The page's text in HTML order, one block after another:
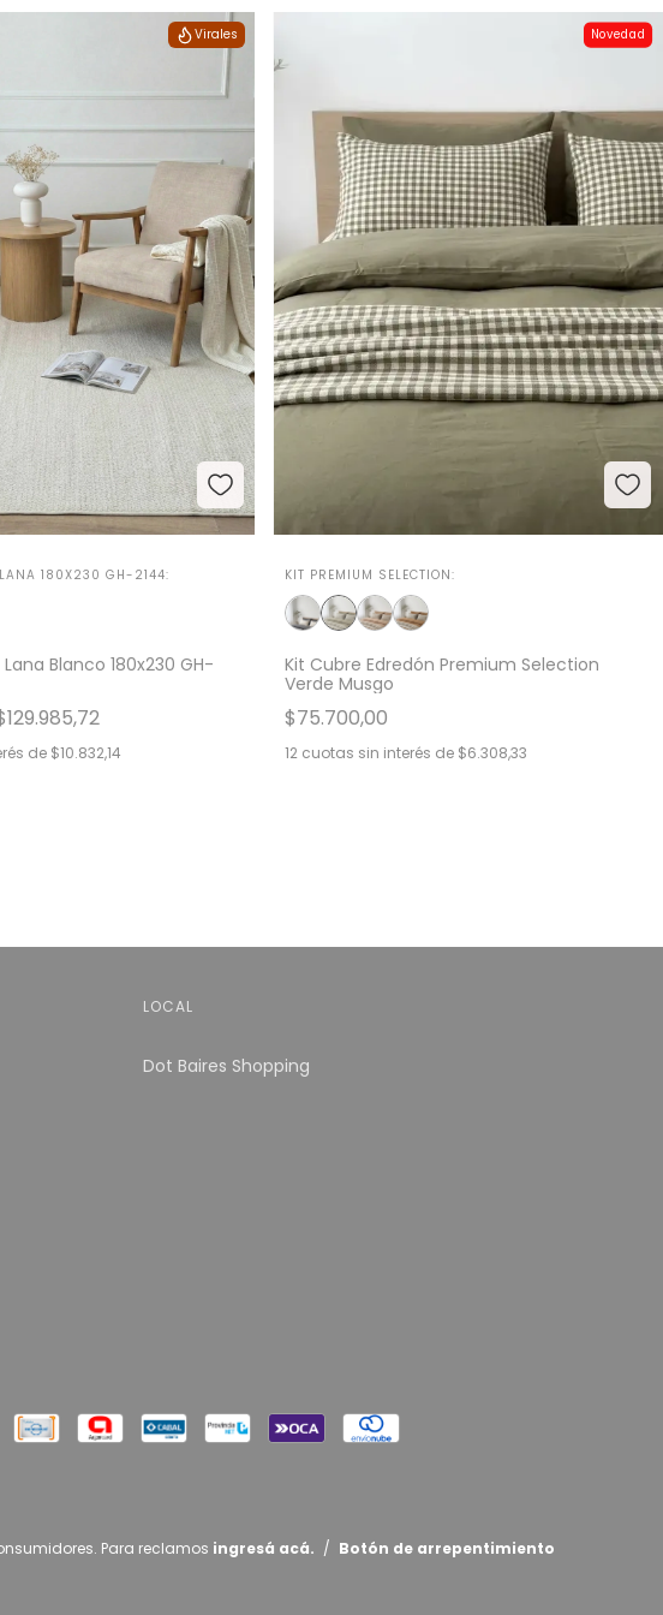
Virales
180X230 GH-2144:
Blanco 180x230 GH-
de $10.832,14
Novedad
KIT PREMIUM SELECTION:
Kit Cubre Edredón Premium Selection
Verde Musgo
$75.700,00
12 cuotas sin interés de $6.308,33
LOCAL
Dot Baires Shopping
Para reclamos ingresá acá. / Botón de arrepentimiento